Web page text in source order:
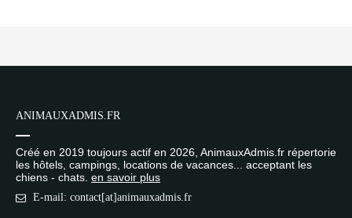
ANIMAUXADMIS.FR
Créé en 2019 toujours actif en 2026, AnimauxAdmis.fr répertorie
les hôtels, campings, locations de vacances... acceptant les
chiens - chats. en savoir plus
E-mail: contact[at]animauxadmis.fr